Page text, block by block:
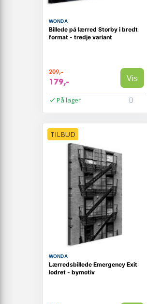
WONDA
Billede på lærred Storby i bredt
format - tredje variant
209,-
179,- Vis
På lager
TILBUD
WONDA
Lærredsbillede Emergency Exit
lodret - bymotiv